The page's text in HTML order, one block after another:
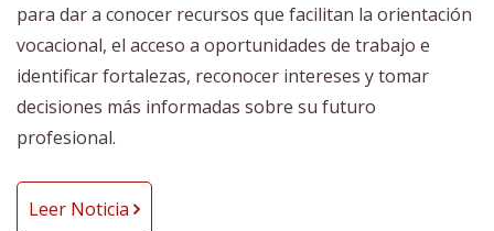
para dar a conocer recursos que facilitan la orientación
vocacional, el acceso a oportunidades de trabajo e
identificar fortalezas, reconocer intereses y tomar
decisiones más informadas sobre su futuro
profesional.
Leer Noticia